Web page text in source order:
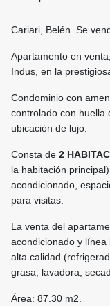
Cariari, Belén. Se
Apartamento en
Indus, en la
Condominio con
controlado con huella
ubicación de lujo.
Consta de 2
la habitación
acondicionado,
para visitas.
La venta del
acondicionado y
alta calidad
grasa, lavadora,
Área: 87.30 m2.